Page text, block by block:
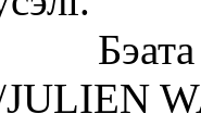
JULIEN